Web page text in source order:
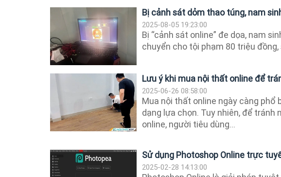
Bị cảnh sát dỏm thao túng, nam
2025-08-05 19:23:00
Bị “cảnh sát online” đe dọa, nam
chuyển cho tội phạm 80 triệu
Lưu ý khi mua nội thất online để
2025-06-26 08:58:00
Mua nội thất online ngày càng phổ
dạng lựa chọn. Tuy nhiên, để tránh
online, người tiêu dùng...
Sử dụng Photoshop Online trực
2025-02-28 14:13:00